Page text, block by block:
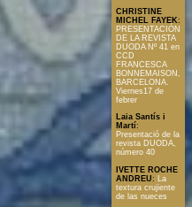
CHRISTINE
MICHEL FAYEK:
PRESENTACIÓN
DE LA REVISTA
DUODA Nº 41 en
CCD
FRANCESCA
BONNEMAISON,
BARCELONA.
Viernes17 de
febrer
Laia Santís i
Martí:
Presentació de la
revista DUODA,
número 40
IVETTE ROCHE
ANDREU:
La
textura crujiente
de las nueces